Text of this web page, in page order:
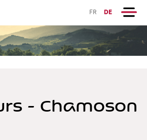
FR DE
- Chamoson